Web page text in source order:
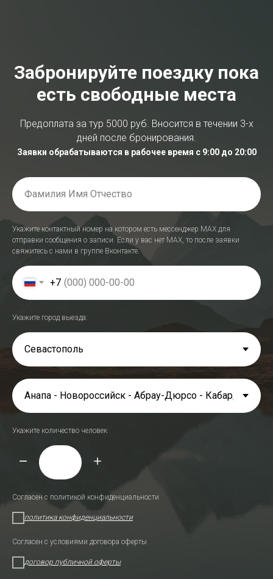
Забронируйте поездку пока
есть свободные места
Предоплата за тур 5000 руб. Вносится в течении 3-х
дней после бронирования.
Заявки обрабатываются в рабочее время с 9:00 до 20:00
Укажите контактный номер на котором есть мессенджер МАХ для
отправки сообщения о записи. Если у вас нет МАХ, то после заявки
свяжитесь с нами в группе Вконтакте.
+7
Укажите город выезда:
Укажите количество человек
Согласен с политикой конфиденциальности
политика конфиденциальности
Согласен с условиями договора оферты
договор публичной оферты